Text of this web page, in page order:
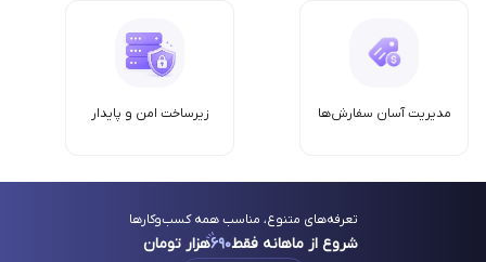
مدیریت آسان سفارش‌ها زیرساخت امن‌ و پایدار
تعرفه‌های متنوع، مناسب همه کسب‌وکارها
شروع از ماهانه فقط۶۹۰هزار تومان